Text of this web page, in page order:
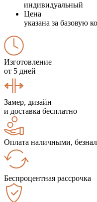
индивидуальный
Цена
указана за базовую
Изготовление
от 5 дней
Замер, дизайн
и доставка бесплатно
Оплата наличными,
Беспроцентная рассрочка